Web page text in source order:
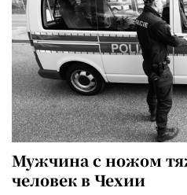
Мужчина с ножом
человек в Чехии